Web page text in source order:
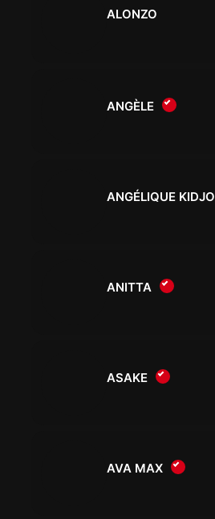
ALONZO
ANGÈLE
ANGÉLIQUE KIDJO
ANITTA
ASAKE
AVA MAX